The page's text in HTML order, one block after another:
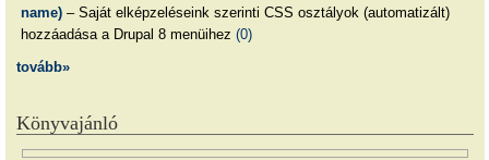
name)– Saját elképzeléseink szerinti CSS osztályok (automatizált)
hozzáadása a Drupal 8 menüihez (0)
tovább»
Könyvajánló